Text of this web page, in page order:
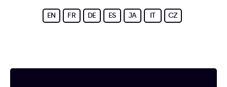
EN FR DE ES JA IT CZ